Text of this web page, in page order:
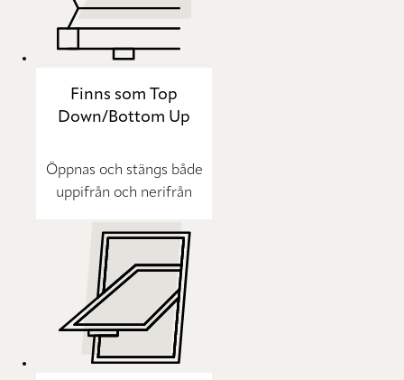
Finns som Top
Down/Bottom Up
Öppnas och stängs både
uppifrån och nerifrån